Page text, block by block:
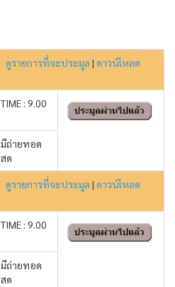
ดูรายการที่จะประมูล | ดาวน์โหลด
TIME : 9.00
มีถ่ายทอด
สด
ดูรายการที่จะประมูล | ดาวน์โหลด
TIME : 9.00
มีถ่ายทอด
สด